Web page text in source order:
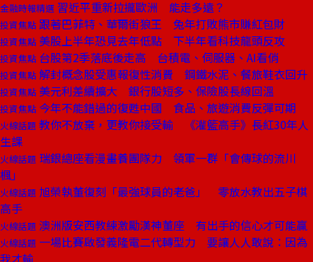
金融時報精選 習近平重新拉攏歐洲 能走多遠？
投資焦點 跟著巴菲特、華爾街狼王 兔年打敗熊市賺紅包財
投資焦點 美股上半年恐見去年低點 下半年看科技龍頭反攻
投資焦點 台股第2季落底後走高 台積電、伺服器、AI看俏
投資焦點 解封概念股受惠報復性消費 鋼鐵水泥、餐旅鞋衣回升
投資焦點 美元利差續擴大 銀行股短多、保險股長線回溫
投資焦點 今年不能錯過的復甦中國 食品、旅遊消費反彈可期
火線話題 教你不放棄，更教你接受輸 《灌籃高手》長紅30年人
生課
火線話題 瑞銀總座看漫畫養團隊力 領軍一群「會傳球的流川
楓」
火線話題 旭榮執董復刻「最強球員的老爸」 零放水教出五子棋
高手
火線話題 澳洲版安西教練激勵漢神董座 有出手的信心才可能贏
火線話題 一場比賽啟發義隆電二代轉型力 要讓人人敢說：因為
我才輸